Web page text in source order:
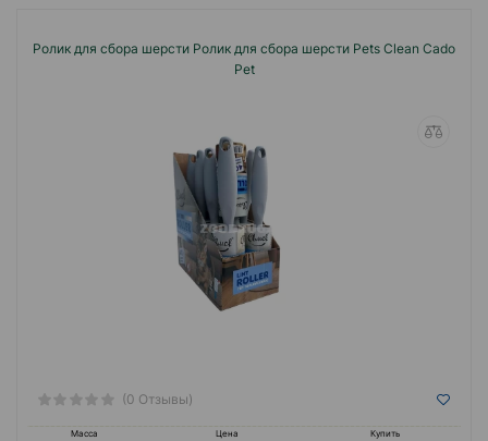
Ролик для сбора шерсти Ролик для сбора шерсти Pets Clean Cado
Pet
(0 Отзывы)
Масса Цена
Купить